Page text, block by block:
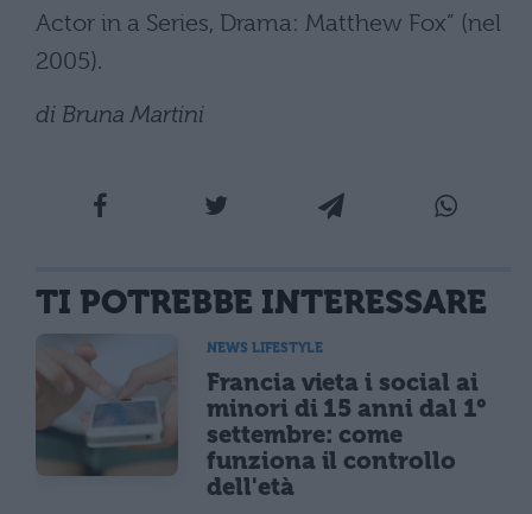
Actor in a Series, Drama: Matthew Fox” (nel
2005).
di Bruna Martini
TI POTREBBE INTERESSARE
NEWS LIFESTYLE
Francia vieta i social ai
minori di 15 anni dal 1°
settembre: come
funziona il controllo
dell'età